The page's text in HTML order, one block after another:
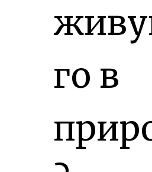
го в